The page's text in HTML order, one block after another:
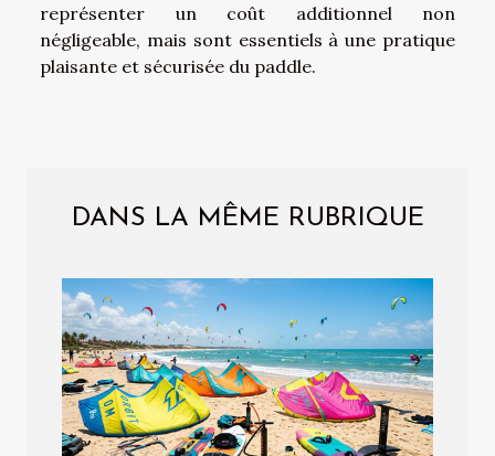
représenter un coût additionnel non
négligeable, mais sont essentiels à une pratique
plaisante et sécurisée du paddle.
DANS LA MÊME RUBRIQUE